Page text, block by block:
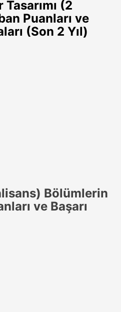
(2
Puanları ve
(Son 2 Yıl)
Bölümlerin
ve Başarı